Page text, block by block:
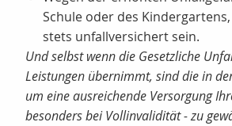
Schule oder des
stets unfallversichert sein.
Und selbst wenn die Gesetzliche
Leistungen übernimmt, sind die in
um eine ausreichende Versorgung
besonders bei Vollinvalidität - zu